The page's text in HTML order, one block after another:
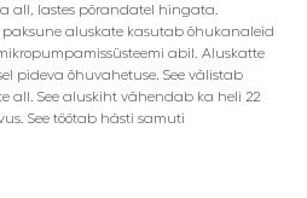
all, lastes põrandatel hingata.
paksune aluskate kasutab õhukanaleid
abil. Aluskatte
pideva õhuvahetuse. See välistab
all. See aluskiht vähendab ka heli 22
See töötab hästi samuti